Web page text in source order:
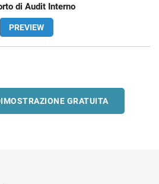
di Audit Interno
PREVIEW
GRATUITA